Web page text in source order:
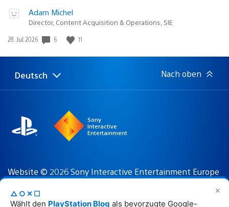
✕
△○✕☐
Wählt den PlayStation Blog als bevorzugte Google-
Adam Michel
Director, Content Acquisition & Operations, SIE
Veröffentlichungsdatum:
28. Jul 2026 6 11
Select
Aktuelle
Deutsch Nach oben
Sony
Interactive
Entertainment
Website © 2026 Sony Interactive Entertainment Europe
Handelsnamen beziehungsweise Aufmachungen,